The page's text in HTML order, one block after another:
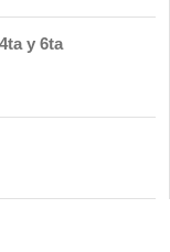
y 6ta